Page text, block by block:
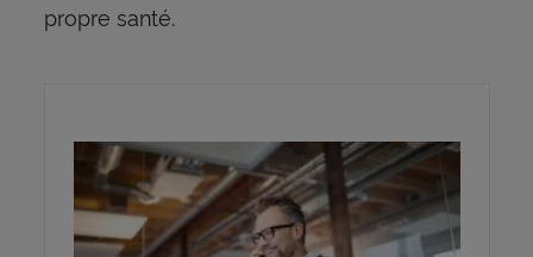
propre santé.